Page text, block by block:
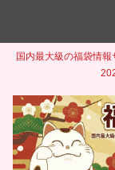
国内最大級の福袋情